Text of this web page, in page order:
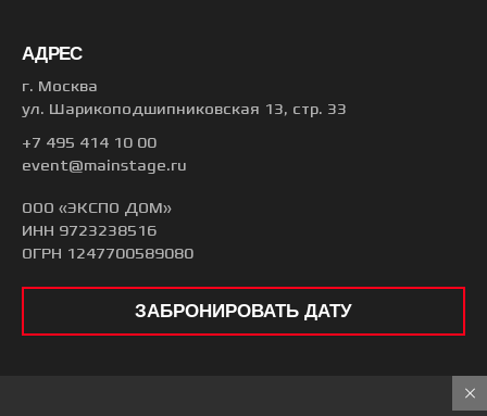
АДРЕС
г. Москва
ул. Шарикоподшипниковская 13, стр. 33
+7 495 414 10 00
event@mainstage.ru
ЗАБРОНИРОВАТЬ ДАТУ
ООО «ЭКСПО ДОМ»
ИНН 9723238516
ОГРН 1247700589080